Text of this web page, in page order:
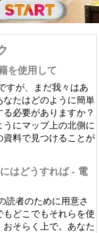
を使用して
すが、まだ我々はあ
たはどのように簡単
必要がありますか？
にマップ上の北側に
料で見つけることが
はどうすれば - 電
読者のために用意さ
どこでもそれらを使
そらく上で。あなた